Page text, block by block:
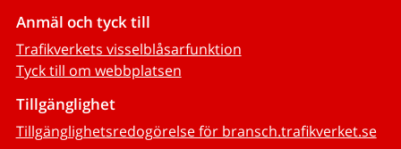
Anmäl och tyck till
Trafikverkets visselblåsarfunktion
Tyck till om webbplatsen
Tillgänglighet
Tillgänglighetsredogörelse för bransch.trafikverket.se